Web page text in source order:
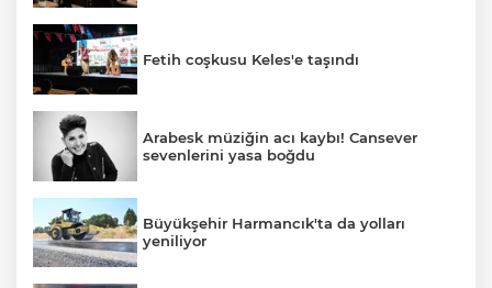
Fetih coşkusu Keles'e taşındı
Arabesk müziğin acı kaybı! Cansever
sevenlerini yasa boğdu
Büyükşehir Harmancık'ta da yolları
yeniliyor